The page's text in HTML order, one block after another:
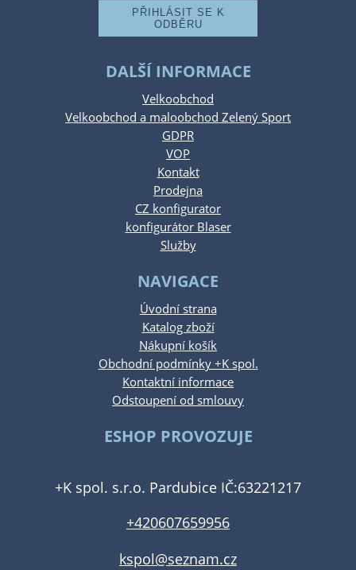
DALŠÍ INFORMACE
Velkoobchod
Velkoobchod a maloobchod Zelený Sport
GDPR
VOP
Kontakt
Prodejna
CZ konfigurator
konfigurátor Blaser
Služby
NAVIGACE
Úvodní strana
Katalog zboží
Nákupní košík
Obchodní podmínky +K spol.
Kontaktní informace
Odstoupení od smlouvy
ESHOP PROVOZUJE
+K spol. s.r.o. Pardubice IČ:63221217
+420607659956
kspol@seznam.cz